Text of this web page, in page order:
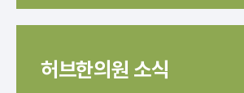
허브한의원 소식